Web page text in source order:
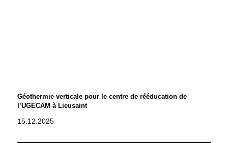
Géothermie verticale pour le centre de rééducation de
l’UGECAM à Lieusaint
15.12.2025